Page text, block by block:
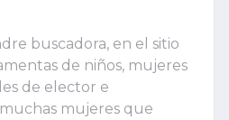
buscadora, en el sitio
de niños, mujeres
de elector e
mujeres que